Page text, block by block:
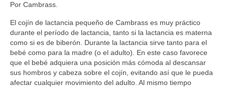
Por Cambrass.
El cojín de lactancia pequeño de Cambrass es muy práctico
durante el período de lactancia, tanto si la lactancia es materna
como si es de biberón. Durante la lactancia sirve tanto para el
bebé como para la madre (o el adulto). En este caso favorece
que el bebé adquiera una posición más cómoda al descansar
sus hombros y cabeza sobre el cojín, evitando así que le pueda
afectar cualquier movimiento del adulto. Al mismo tiempo